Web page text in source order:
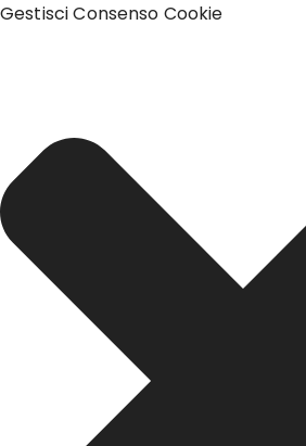
Gestisci Consenso Cookie